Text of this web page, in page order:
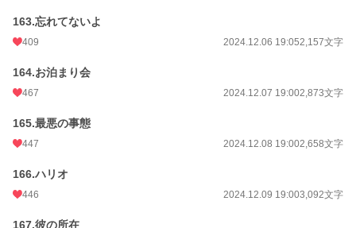
163.忘れてないよ
409 2024.12.06 19:052,157文字
164.お泊まり会
467 2024.12.07 19:002,873文字
165.最悪の事態
447 2024.12.08 19:002,658文字
166.ハリオ
446 2024.12.09 19:003,092文字
167.彼の所在